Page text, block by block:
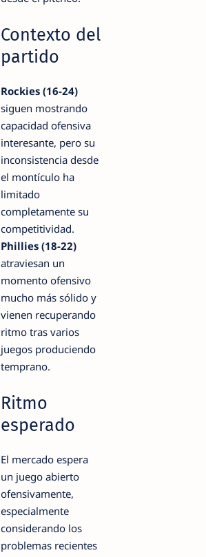
Contexto del
partido
Rockies (16-24)
siguen mostrando
capacidad ofensiva
interesante, pero su
inconsistencia desde
el montículo ha
limitado
completamente su
competitividad.
Phillies (18-22)
atraviesan un
momento ofensivo
mucho más sólido y
vienen recuperando
ritmo tras varios
juegos produciendo
temprano.
Ritmo
esperado
El mercado espera
un juego abierto
ofensivamente,
especialmente
considerando los
problemas recientes